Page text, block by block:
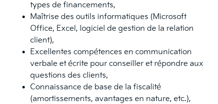
types de fi­nancements,
Maîtrise des outils informatiques (Microsoft
Office, Excel, logiciel de gestion de la relation
client),
Excellentes compétences en communication
verbale et écrite pour conseiller et répondre aux
questions des clients,
Connaissance de base de la fi­scalité
(amortissements, avantages en nature, etc.),